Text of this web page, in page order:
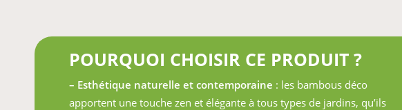
POURQUOI CHOISIR CE PRODUIT ?
– Esthétique naturelle et contemporaine : les bambous déco
apportent une touche zen et élégante à tous types de jardins, qu’ils